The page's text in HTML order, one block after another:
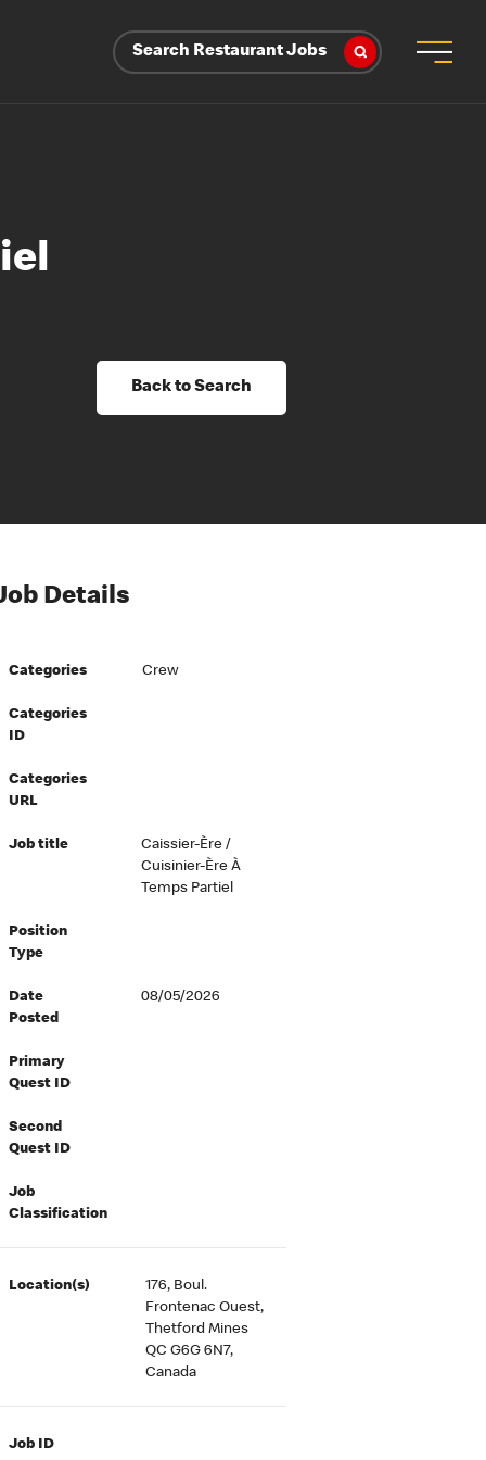
Search Restaurant Jobs
Back to Search
Details
Categories Crew
Categories
ID
Categories
URL
Job title
Caissier-Ère /
Cuisinier-Ère À
Temps Partiel
Position
Type
Date
Posted
08/05/2026
Primary
Quest ID
Second
Quest ID
Job
Classification
Location(s)
176, Boul.
Frontenac Ouest,
Thetford Mines
QC G6G 6N7,
Canada
Job ID